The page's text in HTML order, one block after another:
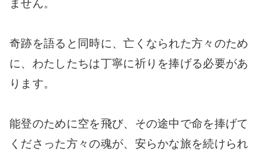
ません。
奇跡を語ると同時に、亡くなられた方々のため
に、わたしたちは丁寧に祈りを捧げる必要があ
ります。
能登のために空を飛び、その途中で命を捧げて
くださった方々の魂が、安らかな旅を続けられ